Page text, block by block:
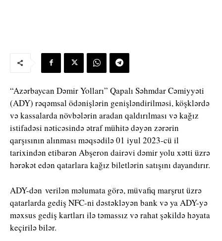
“Azərbaycan Dəmir Yolları” Qapalı Səhmdar Cəmiyyəti
(ADY) rəqəmsal ödənişlərin genişləndirilməsi, köşklərdə
və kassalarda növbələrin aradan qaldırılması və kağız
istifadəsi nəticəsində ətraf mühitə dəyən zərərin
qarşısının alınması məqsədilə 01 iyul 2023-cü il
tarixindən etibarən Abşeron dairəvi dəmir yolu xətti üzrə
hərəkət edən qatarlara kağız biletlərin satışını dayandırır.
ADY-dən verilən məlumata görə, müvafiq marşrut üzrə
qatarlarda gediş NFC-ni dəstəkləyən bank və ya ADY-yə
məxsus gediş kartları ilə təmassız və rahat şəkildə həyata
keçirilə bilər.